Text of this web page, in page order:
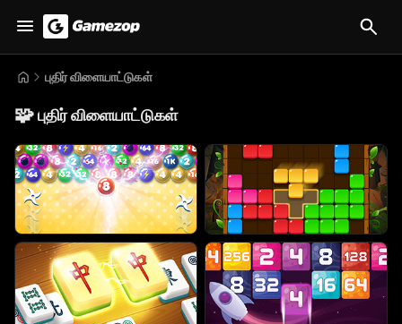
புதிர் விளையாட்டுகள்
🧩புதிர் விளையாட்டுகள்